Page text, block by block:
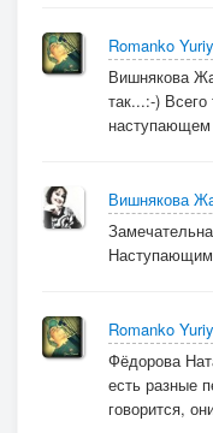
Romanko Yuriy
Вишнякова
так...:-)
наступающем
Вишнякова
Romanko Yuriy
Фёдорова
есть разные
говорится,